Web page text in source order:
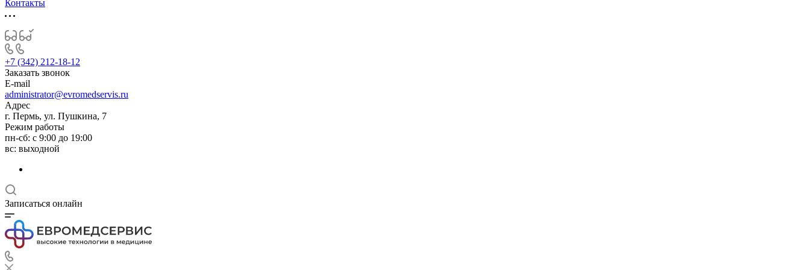
Контакты
+7 (342) 212-18-12
Заказать звонок
E-mail
administrator@evromedservis.ru
Адрес
г. Пермь, ул. Пушкина, 7
Режим работы
пн-сб: с 9:00 до 19:00
вс: выходной
Записаться онлайн